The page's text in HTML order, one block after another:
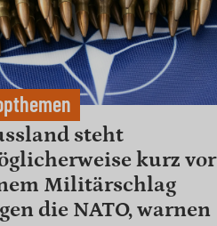
steht
kurz vor
Militärschlag
die NATO, warnen